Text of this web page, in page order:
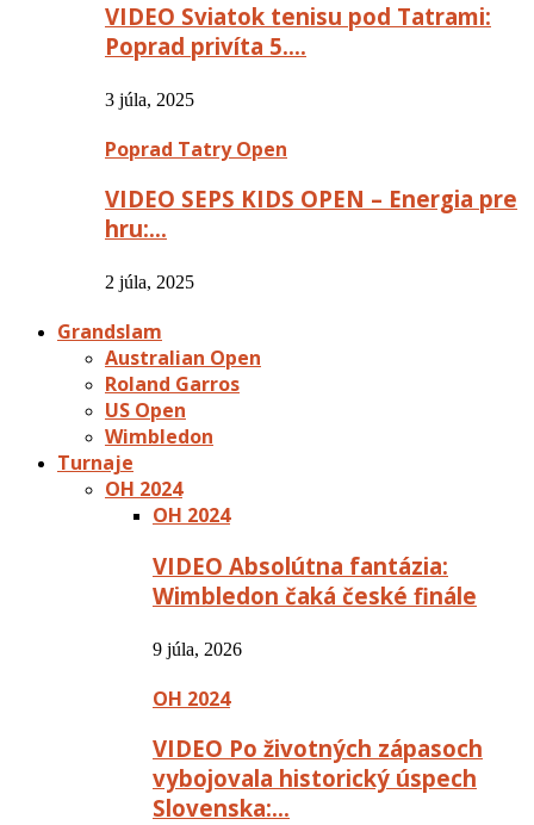
VIDEO Sviatok tenisu pod Tatrami:
Poprad privíta 5….
3 júla, 2025
Poprad Tatry Open
VIDEO SEPS KIDS OPEN – Energia pre
hru:…
2 júla, 2025
Grandslam
Australian Open
Roland Garros
US Open
Wimbledon
Turnaje
OH 2024
OH 2024
VIDEO Absolútna fantázia:
Wimbledon čaká české finále
9 júla, 2026
OH 2024
VIDEO Po životných zápasoch
vybojovala historický úspech
Slovenska:…